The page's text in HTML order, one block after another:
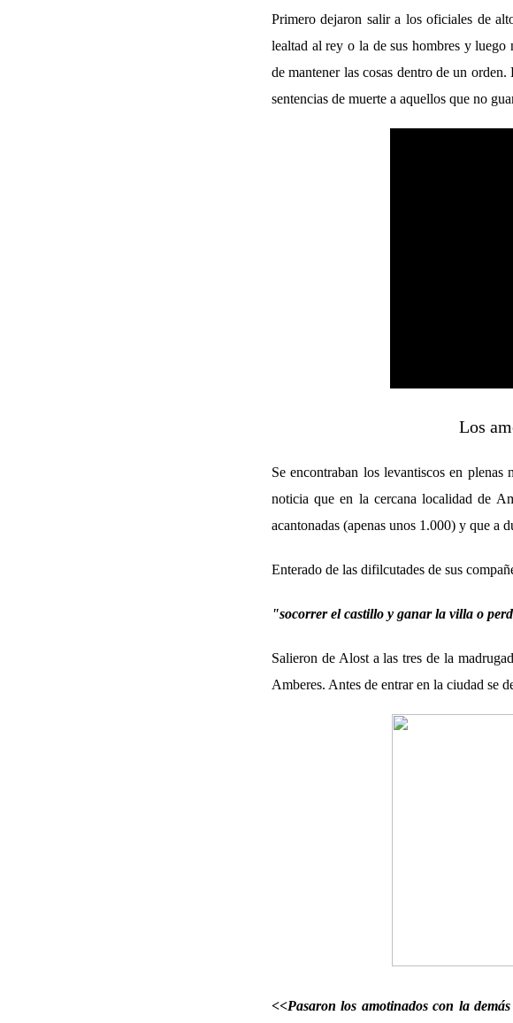
Primero dejaron salir a los oficiales de
lealtad al rey o la de sus hombres y luego
de mantener las cosas dentro de un
sentencias de muerte a aquellos que no
Los
Se encontraban los levantiscos en
noticia que en la cercana localidad de
acantonadas (apenas unos 1.000) y que a
Enterado de las difilcutades de sus
"socorrer el castillo y ganar la villa o
Salieron de Alost a las tres de la
Amberes. Antes de entrar en la ciudad se
<<Pasaron los amotinados con la